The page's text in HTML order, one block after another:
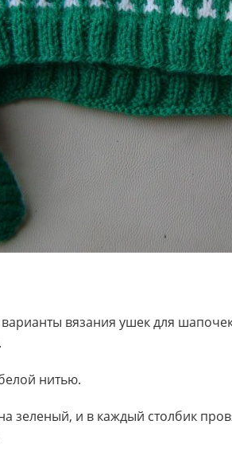
вязания ушек для
нитью.
зеленый, и в каждый столбик